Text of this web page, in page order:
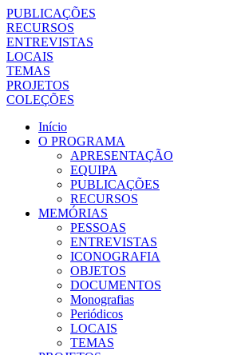
PUBLICAÇÕES
RECURSOS
ENTREVISTAS
LOCAIS
TEMAS
PROJETOS
COLEÇÕES
Início
O PROGRAMA
APRESENTAÇÃO
EQUIPA
PUBLICAÇÕES
RECURSOS
MEMÓRIAS
PESSOAS
ENTREVISTAS
ICONOGRAFIA
OBJETOS
DOCUMENTOS
Monografias
Periódicos
LOCAIS
TEMAS